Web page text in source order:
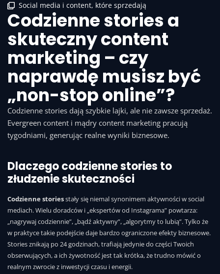
Social media i content, które sprzedają
Codzienne stories a
skuteczny content
marketing – czy
naprawdę musisz być
„non-stop online”?
Codzienne stories dają szybkie lajki, ale nie zawsze sprzedaż.
Evergreen content i mądry content marketing pracują
tygodniami, generując realne wyniki biznesowe.
Dlaczego codzienne stories to
złudzenie skuteczności
Codzienne storiesstały się niemal synonimem aktywności w social
mediach. Wielu doradców i „ekspertów od Instagrama” powtarza:
„nagrywaj codziennie”, „bądź aktywny”, „algorytmy to lubią”. Tylko że
w praktyce takie podejście daje bardzo ograniczone efekty biznesowe.
Stories znikają po 24 godzinach, trafiają jedynie do części Twoich
obserwujących, a ich żywotność jest tak krótka, że trudno mówić o
realnym zwrocie z inwestycji czasu i energii.